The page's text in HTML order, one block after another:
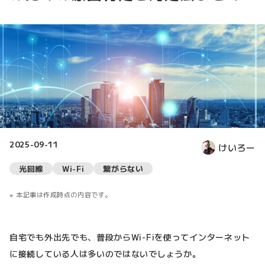
2025-09-11 けいろー
光回線 Wi-Fi 繋がらない
本記事は作成時点の内容です。
自宅でも外出先でも、普段からWi-Fiを使ってインターネット
に接続している人は多いのではないでしょうか。